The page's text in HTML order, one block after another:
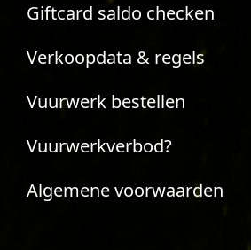
Giftcard saldo checken
Verkoopdata & regels
Vuurwerk bestellen
Vuurwerkverbod?
Algemene voorwaarden